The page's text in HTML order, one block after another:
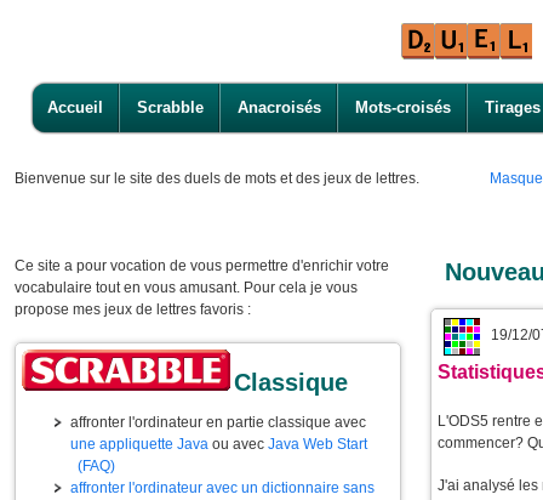
Accueil Scrabble Anacroisés Mots-croisés Tirages
Bienvenue sur le site des duels de mots et des jeux de lettres.
Ce site a pour vocation de vous permettre d'enrichir votre
vocabulaire tout en vous amusant. Pour cela je vous
propose mes jeux de lettres favoris :
Classique
affronter l'ordinateur en partie classique avec
une appliquette Java ou avec Java Web Start
(FAQ)
affronter l'ordinateur avec un dictionnaire sans
19/12/
L'ODS5 rentre
commencer?
J'ai analysé